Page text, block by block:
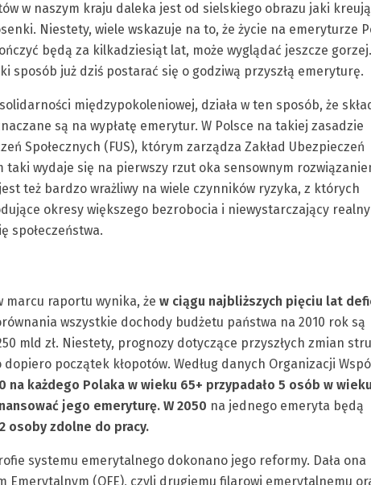
w naszym kraju daleka jest od sielskiego obrazu jaki
Niestety, wiele wskazuje na to, że życie na emeryturze
będą za kilkadziesiąt lat, może wyglądać jeszcze gorzej.
sposób już dziś postarać się o godziwą przyszłą emeryturę.
międzypokoleniowej, działa w ten sposób, że
są na wypłatę emerytur. W Polsce na takiej zasadzie
Społecznych (FUS), którym zarządza Zakład Ubezpieczeń
taki wydaje się na pierwszy rzut oka sensownym
też bardzo wrażliwy na wiele czynników ryzyka, z których
okresy większego bezrobocia i niewystarczający
społeczeństwa.
marcu raportu wynika, że w ciągu najbliższych pięciu lat
wszystkie dochody budżetu państwa na 2010 rok są
mld zł. Niestety, prognozy dotyczące przyszłych zmian
początek kłopotów. Według danych Organizacji
na każdego Polaka w wieku 65+ przypadało 5 osób w wieku
jego emeryturę. W 2050 na jednego emeryta będą
osoby zdolne do pracy.
systemu emerytalnego dokonano jego reformy. Dała ona
Emerytalnym (OFE), czyli drugiemu filarowi emerytalnemu